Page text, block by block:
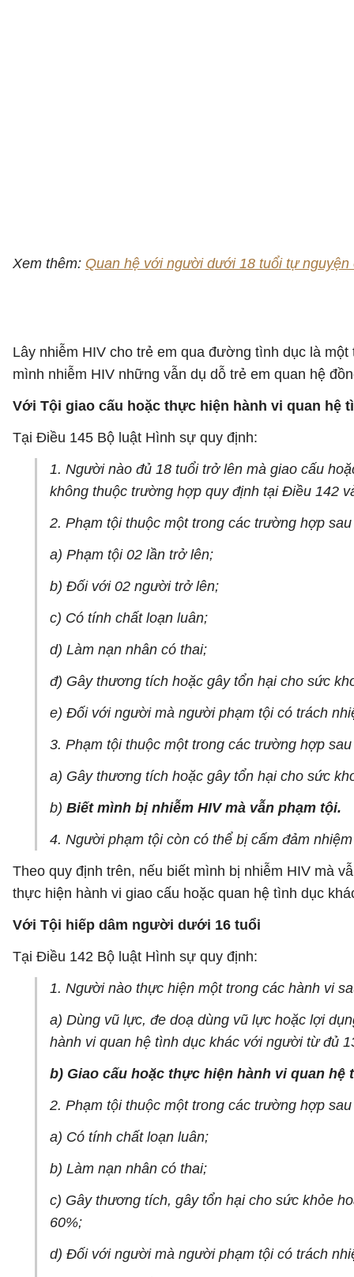
Xem thêm: Quan hệ với người dưới 18 tuổi tự nguyện
Lây nhiễm HIV cho trẻ em qua đường tình dục là
mình nhiễm HIV những vẫn dụ dỗ trẻ em quan hệ
Với Tội giao cấu hoặc thực hiện hành vi quan
Tại Điều 145 Bộ luật Hình sự quy định:
1. Người nào đủ 18 tuổi trở lên mà giao cấu
không thuộc trường hợp quy định tại Điều 142
2. Phạm tội thuộc một trong các trường hợp
a) Phạm tội 02 lần trở lên;
b) Đối với 02 người trở lên;
c) Có tính chất loạn luân;
d) Làm nạn nhân có thai;
đ) Gây thương tích hoặc gây tổn hại cho sức
e) Đối với người mà người phạm tội có trách
3. Phạm tội thuộc một trong các trường hợp
a) Gây thương tích hoặc gây tổn hại cho sức
b) Biết mình bị nhiễm HIV mà vẫn phạm tội.
4. Người phạm tội còn có thể bị cấm đảm
Theo quy định trên, nếu biết mình bị nhiễm HIV mà
thực hiện hành vi giao cấu hoặc quan hệ tình dục
Với Tội hiếp dâm người dưới 16 tuổi
Tại Điều 142 Bộ luật Hình sự quy định:
1. Người nào thực hiện một trong các hành vi
a) Dùng vũ lực, đe doạ dùng vũ lực hoặc lợi
hành vi quan hệ tình dục khác với người từ đủ
b) Giao cấu hoặc thực hiện hành vi quan
2. Phạm tội thuộc một trong các trường hợp
a) Có tính chất loạn luân;
b) Làm nạn nhân có thai;
c) Gây thương tích, gây tổn hại cho sức khỏe
60%;
d) Đối với người mà người phạm tội có trách